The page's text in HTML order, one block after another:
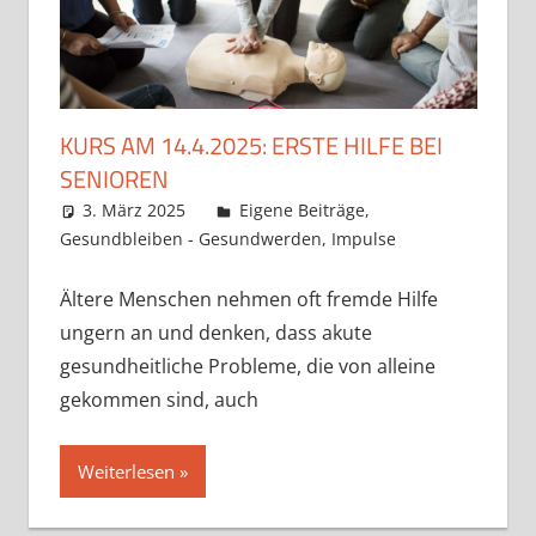
KURS AM 14.4.2025: ERSTE HILFE BEI
SENIOREN
3. März 2025 Claudia Ollenhauer
Eigene Beiträge,
Gesundbleiben - Gesundwerden, Impulse
Ältere Menschen nehmen oft fremde Hilfe
ungern an und denken, dass akute
gesundheitliche Probleme, die von alleine
gekommen sind, auch
Weiterlesen